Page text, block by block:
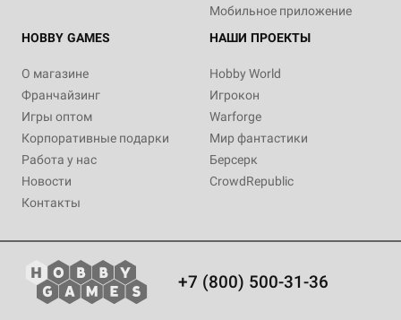
Мобильное приложение
HOBBY GAMES
О магазине
Франчайзинг
Игры оптом
Корпоративные подарки
Работа у нас
Новости
Контакты
НАШИ ПРОЕКТЫ
Hobby World
Игрокон
Warforge
Мир фантастики
Берсерк
CrowdRepublic
+7 (800) 500-31-36